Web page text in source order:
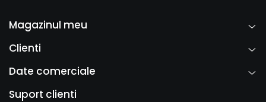
Magazinul meu
Clienti
Date comerciale
Suport clienti